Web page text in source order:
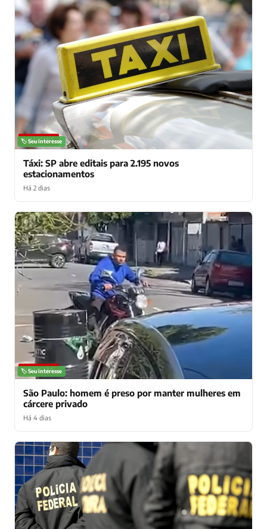
NOTÍCIAS
🏷️ Seu interesse
Táxi: SP abre editais para 2.195 novos
estacionamentos
Há 2 dias
NOTÍCIAS
🏷️ Seu interesse
São Paulo: homem é preso por manter mulheres em
cárcere privado
Há 4 dias